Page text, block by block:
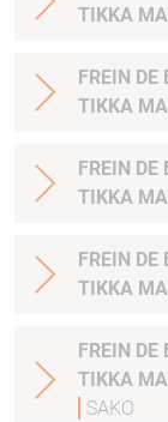
FREIN
FREIN
FREIN
FREIN
SAKO